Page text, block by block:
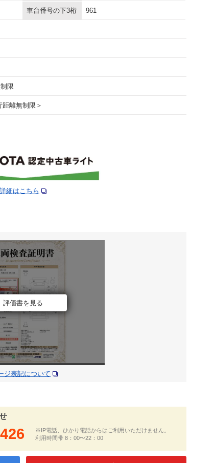
車台番号の下3桁 961
限
離無制限＞
詳細はこちら
評価書を見る
ジ表記について
※IP電話、ひかり電話からはご利用いただけません。
利用時間帯 8：00〜22：00